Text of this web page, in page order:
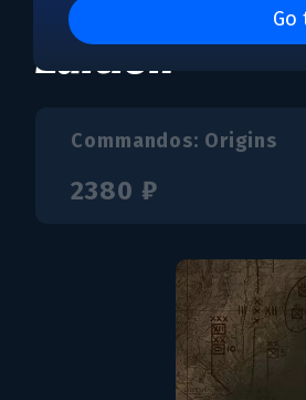
Edition
Commandos: Origins
2380 ₽